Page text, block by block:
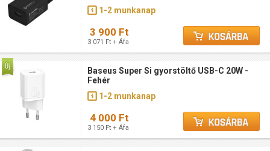
1-2 munkanap
3 900 Ft
3 071 Ft + Áfa
Baseus Super Si gyorstöltő USB-C 20W -
Fehér
1-2 munkanap
4 000 Ft
3 150 Ft + Áfa